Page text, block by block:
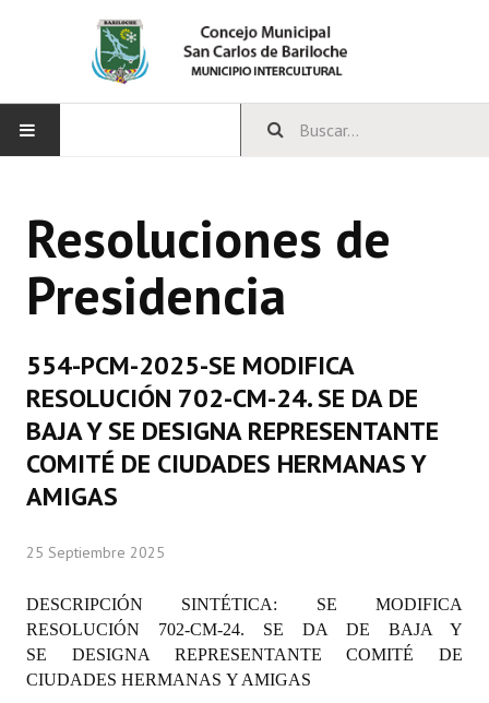
CONCEJO
Bloques Políticos
Comisiones Permanentes
Comisiones Especiales
Concejales Mandato Cumplido
Programas
LEGISLACIÓN
Constitución Nacional
Constitución Provincial
Resoluciones de
Presidencia
554-PCM-2025-SE MODIFICA
RESOLUCIÓN 702-CM-24. SE DA DE
BAJA Y SE DESIGNA REPRESENTANTE
COMITÉ DE CIUDADES HERMANAS Y
AMIGAS
25 Septiembre 2025
DESCRIPCIÓN SINTÉTICA: SE MODIFICA
RESOLUCIÓN 702-CM-24. SE DA DE BAJA Y
SE DESIGNA REPRESENTANTE COMITÉ DE
CIUDADES HERMANAS Y AMIGAS